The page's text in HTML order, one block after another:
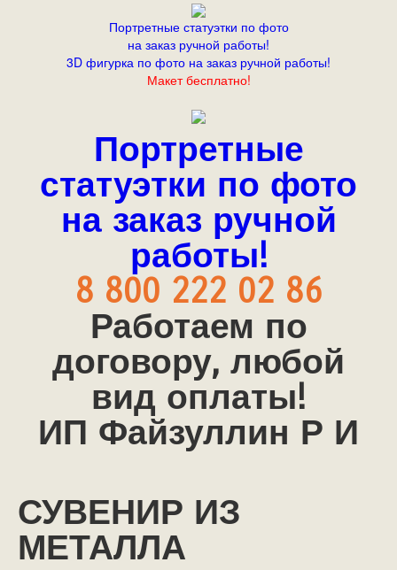
Портретные статуэтки по фото
на заказ ручной работы!
3D фигурка по фото на заказ ручной работы!
Макет бесплатно!
Портретные
статуэтки по фото
на заказ ручной
работы!
8 800 222 02 86
Работаем по
договору, любой
вид оплаты!
ИП Файзуллин Р И
СУВЕНИР ИЗ
МЕТАЛЛА